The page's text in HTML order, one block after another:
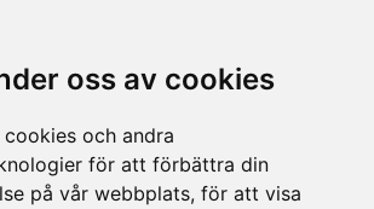
oss av cookies
och andra
för att förbättra din
på vår webbplats, för att visa